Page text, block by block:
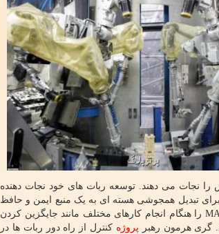
نجات می دهند. توسعه ربات های خود نجات دهنده
تبدیل همجوشی هسته ای به یک منبع ایمن و حافظ
محیط زیست انرژی کلیدی است. اپراتورهای ماهر با استفاده از بازوهای رباتیک هر MASCOT را هنگام انجام کارهای مختلف مانند جایگزین کردن
گری هرمون رهبر پروژه کنترل از راه دور ربات ها در